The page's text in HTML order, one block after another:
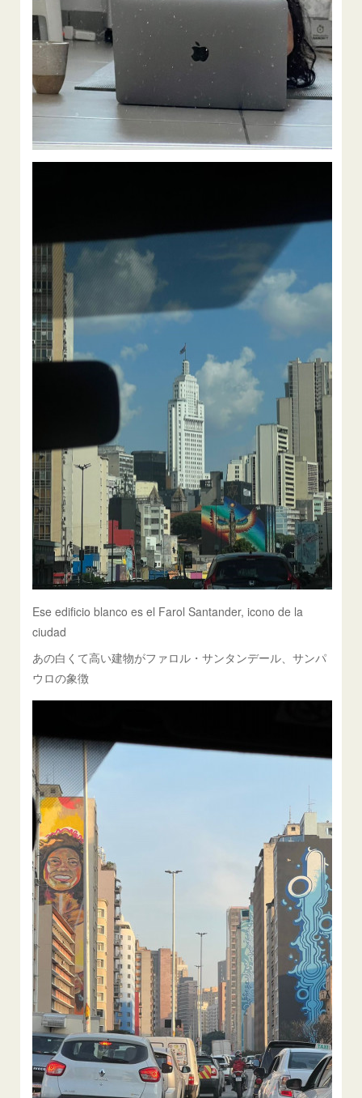
Ese edificio blanco es el Farol Santander, icono de la
ciudad
あの白くて高い建物がファロル・サンタンデール、サンパ
ウロの象徴